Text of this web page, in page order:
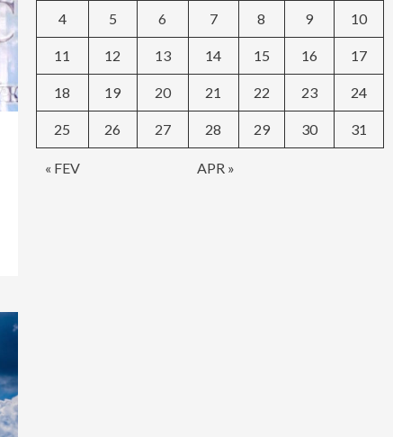
« FEV APR »
4 5 6 7 8 9 10
11 12 13 14 15 16 17
18 19 20 21 22 23 24
25 26 27 28 29 30 31